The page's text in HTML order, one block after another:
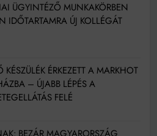
ÜGYINTÉZŐ MUNKAKÖRBEN
IDŐTARTAMRA ÚJ KOLLÉGÁT
KÉSZÜLÉK ÉRKEZETT A MARKHOT
– ÚJABB LÉPÉS A
FELÉ